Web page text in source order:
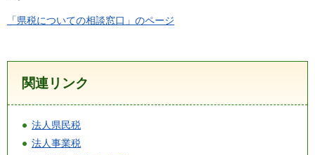
「県税についての相談窓口」のページ
関連リンク
法人県民税
法人事業税